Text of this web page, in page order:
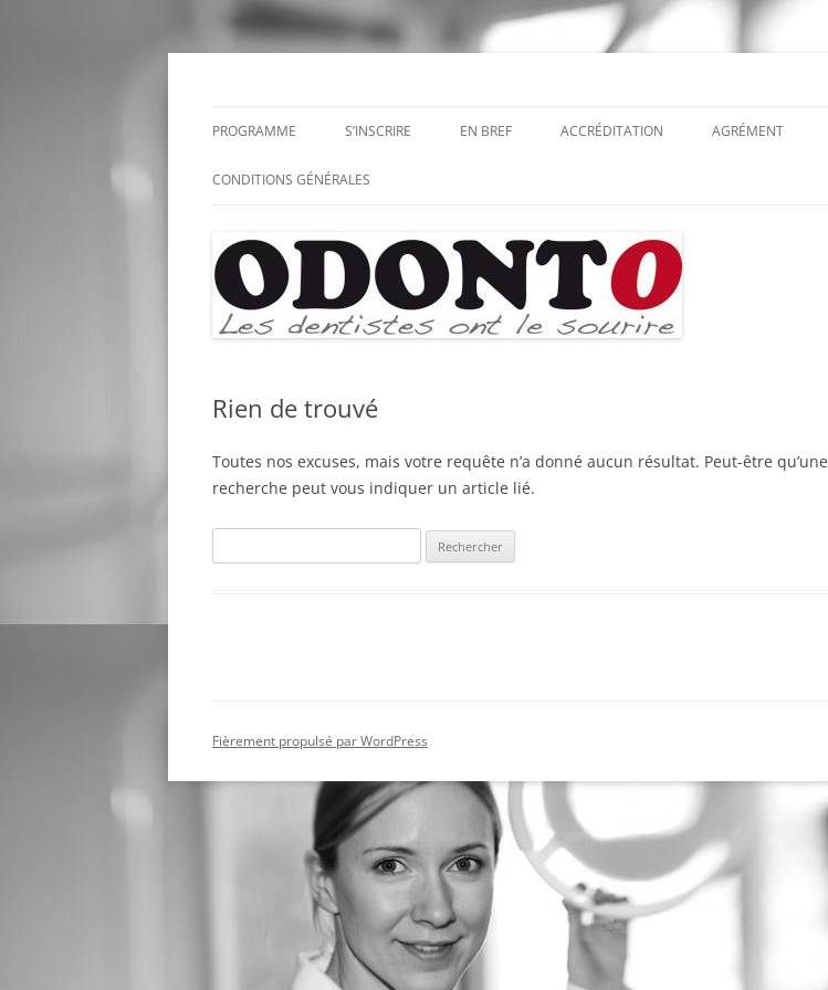
Aller
PROGRAMME S’INSCRIRE EN BREF ACCRÉDITATION AGRÉMENT
CONDITIONS GÉNÉRALES
Rien de trouvé
Toutes nos excuses, mais votre requête n’a donné aucun résultat. Peut-être qu’une
recherche peut vous indiquer un article lié.
Fièrement propulsé par WordPress